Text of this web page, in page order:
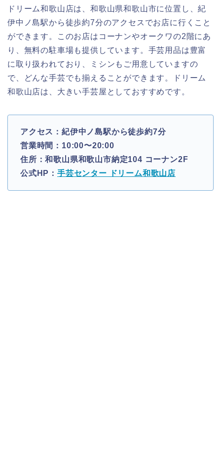
ドリーム和歌山店は、和歌山県和歌山市に位置し、紀
伊中ノ島駅から徒歩約7分のアクセスでお店に行くこと
ができます。このお店はコーナンやオークワの2階にあ
り、無料の駐車場も提供しています。手芸用品は豊富
に取り扱われており、ミシンもご用意していますの
で、どんな手芸でも揃えることができます。ドリーム
和歌山店は、大きい手芸屋としておすすめです。
アクセス：紀伊中ノ島駅から徒歩約7分
営業時間：10:00〜20:00
住所：和歌山県和歌山市納定104 コーナン2F
公式HP： 手芸センター ドリーム和歌山店